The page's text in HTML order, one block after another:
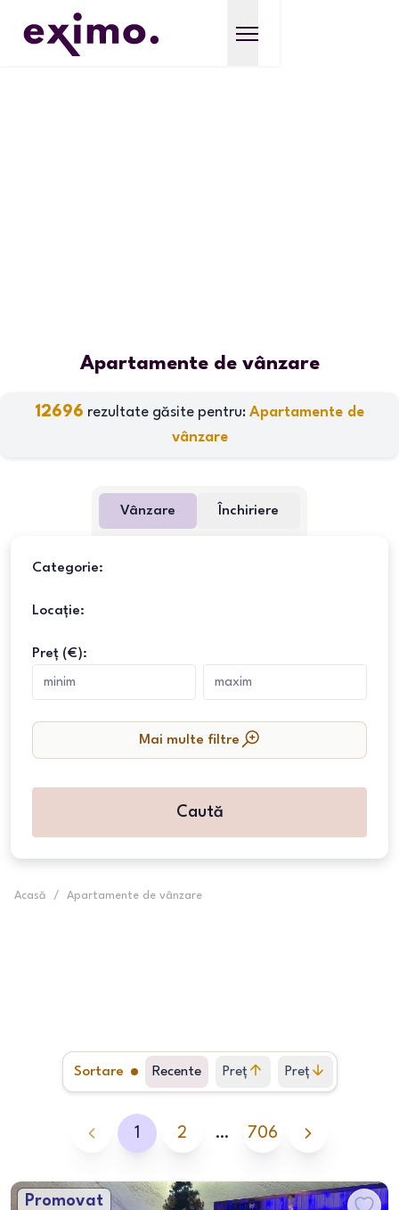
Apartamente de vânzare
12696 rezultate găsite pentru: Apartamente de
vânzare
Vânzare Închiriere
Categorie:
Locație:
Preț (€):
Mai multe filtre
Caută
Acasă / Apartamente de vânzare
Sortare Recente Preț
crescător
Preț
descrescător
1 2 … 706
Promovat